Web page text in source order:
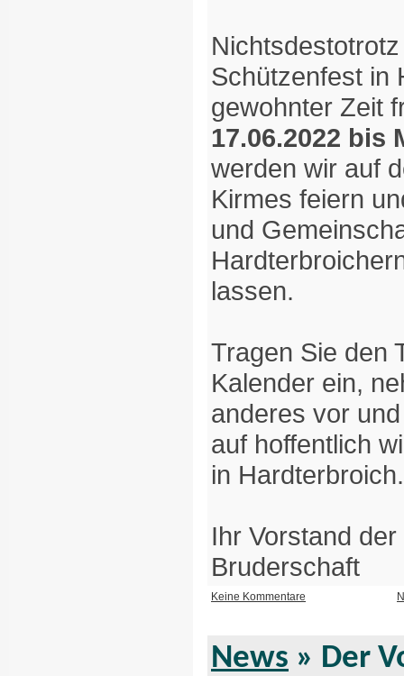
Schützenfest in
gewohnter Zeit
17.06.2022 bis
werden wir auf
Kirmes feiern
und
lassen.
Tragen Sie den
Kalender ein,
anderes vor
auf hoffentlich
in Hardterbroich.
Ihr Vorstand
Bruderschaft
Keine Kommentare
News » Der